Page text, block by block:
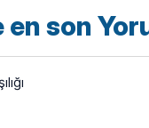
en son